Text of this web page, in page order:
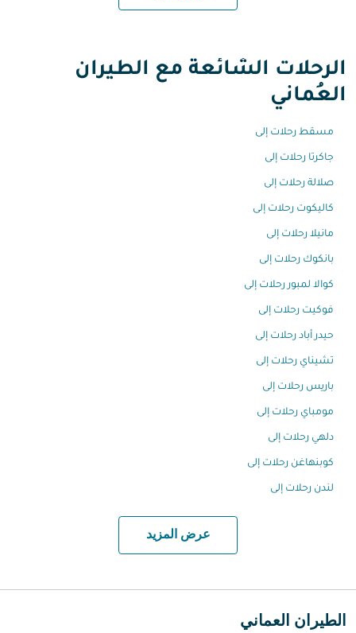
الرحلات الشائعة مع الطيران
العُماني
مسقط رحلات إلى
جاكرتا رحلات إلى
صلالة رحلات إلى
كاليكوت رحلات إلى
مانيلا رحلات إلى
بانكوك رحلات إلى
كوالا لمبور رحلات إلى
فوكيت رحلات إلى
حيدر أباد رحلات إلى
تشيناي رحلات إلى
باريس رحلات إلى
مومباي رحلات إلى
دلهي رحلات إلى
كوبنهاغن رحلات إلى
لندن رحلات إلى
عرض المزيد
الطيران العماني